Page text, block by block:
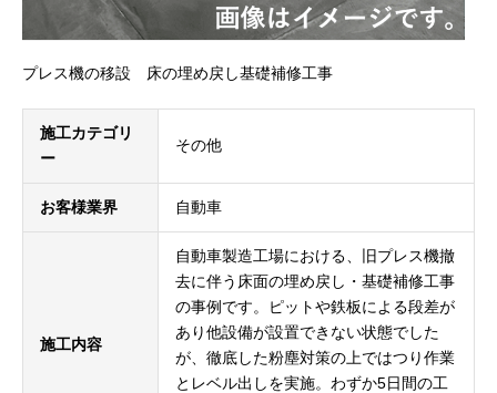
プレス機の移設 床の埋め戻し基礎補修工事
施工カテゴリ
ー
その他
お客様業界 自動車
施工内容
自動車製造工場における、旧プレス機撤
去に伴う床面の埋め戻し・基礎補修工事
の事例です。ピットや鉄板による段差が
あり他設備が設置できない状態でした
が、徹底した粉塵対策の上ではつり作業
とレベル出しを実施。わずか5日間の工